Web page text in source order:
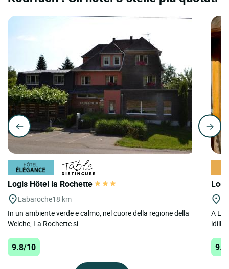
Logis Hôtel la Rochette
Labaroche18 km
In un ambiente verde e calmo, nel cuore della regione della
Welche, La Rochette si...
9.8/10
A Le